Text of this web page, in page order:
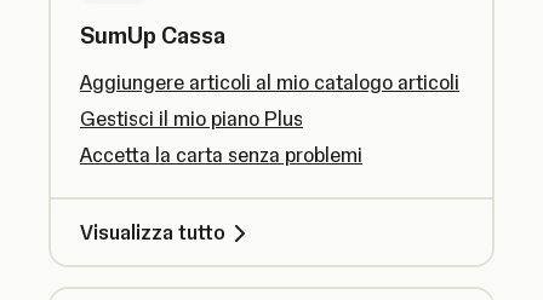
SumUp Cassa
Aggiungere articoli al mio catalogo articoli
Gestisci il mio piano Plus
Accetta la carta senza problemi
Visualizza tutto